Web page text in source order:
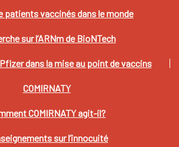
patients vaccinés dans le monde
sur l’ARNm de BioNTech
dans la mise au point de vaccins
COMIRNATY
COMIRNATY agit-il?
sur l’innocuité